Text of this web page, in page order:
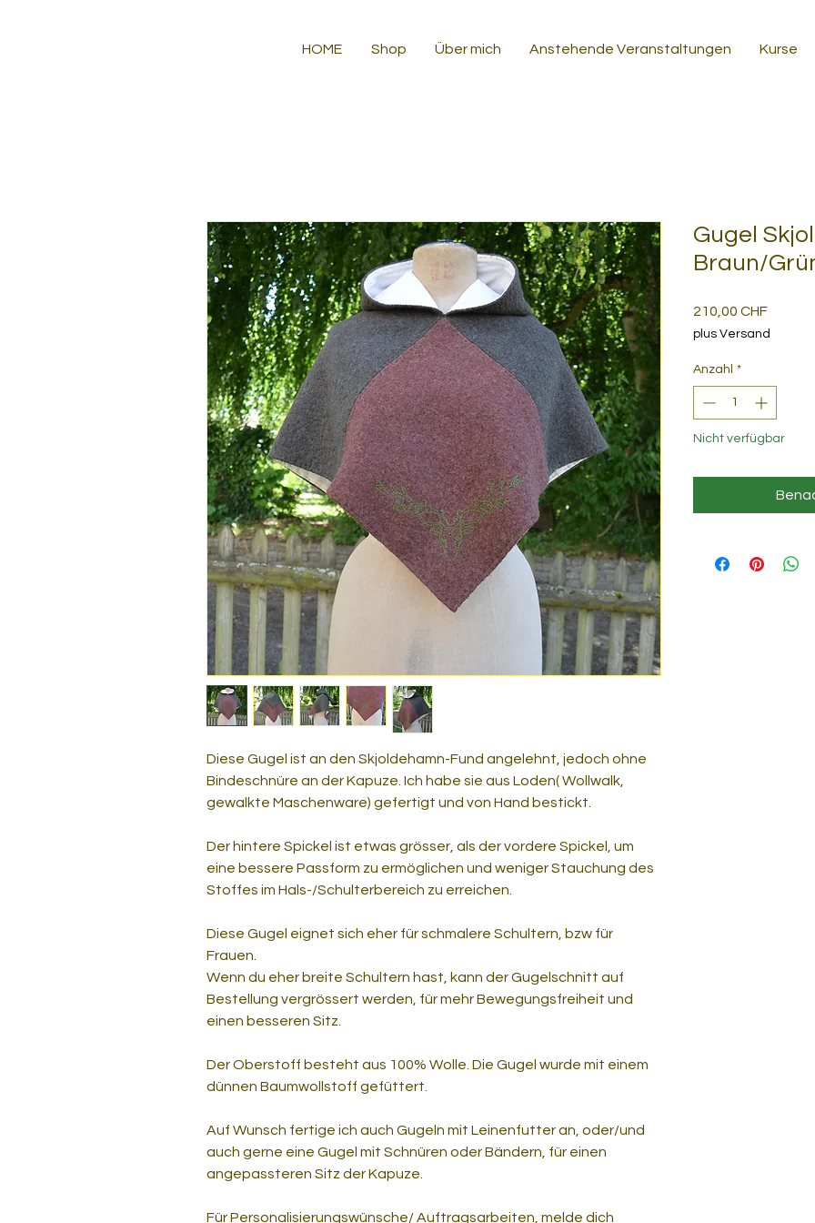
HOME Shop Über mich Anstehende Veranstaltungen Kurse
Diese Gugel ist an den Skjoldehamn-Fund angelehnt, jedoch ohne
Bindeschnüre an der Kapuze. Ich habe sie aus Loden( Wollwalk,
gewalkte Maschenware) gefertigt und von Hand bestickt.
Der hintere Spickel ist etwas grösser, als der vordere Spickel, um
eine bessere Passform zu ermöglichen und weniger Stauchung des
Stoffes im Hals-/Schulterbereich zu erreichen.
Diese Gugel eignet sich eher für schmalere Schultern, bzw für
Frauen.
Wenn du eher breite Schultern hast, kann der Gugelschnitt auf
Bestellung vergrössert werden, für mehr Bewegungsfreiheit und
einen besseren Sitz.
Der Oberstoff besteht aus 100% Wolle. Die Gugel wurde mit einem
dünnen Baumwollstoff gefüttert.
Auf Wunsch fertige ich auch Gugeln mit Leinenfutter an, oder/und
auch gerne eine Gugel mit Schnüren oder Bändern, für einen
angepassteren Sitz der Kapuze.
Für Personalisierungswünsche/ Auftragsarbeiten, melde dich
Gugel
Braun/
210,00 CHFPreis
plus Versand
Anzahl *
Nicht verfügbar